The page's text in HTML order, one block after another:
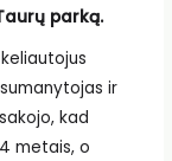
parką.
ir
kad
metais, o